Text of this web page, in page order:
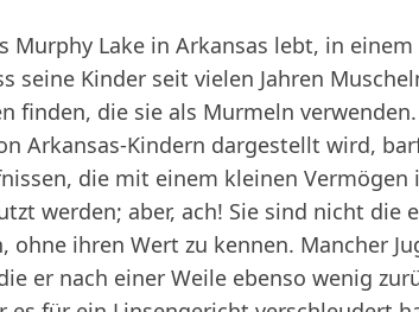
Murphy Lake in Arkansas lebt, in
seine Kinder seit vielen Jahren
finden, die sie als Murmeln
Arkansas-Kindern dargestellt wird,
die mit einem kleinen Vermögen
werden; aber, ach! Sie sind nicht die
ohne ihren Wert zu kennen. Mancher
er nach einer Weile ebenso wenig